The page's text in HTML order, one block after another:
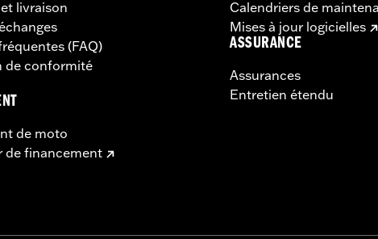
livraison
(FAQ)
de conformité
de moto
de financement
Calendriers de
Mises à jour logicielles
ASSURANCE
Assurances
Entretien étendu